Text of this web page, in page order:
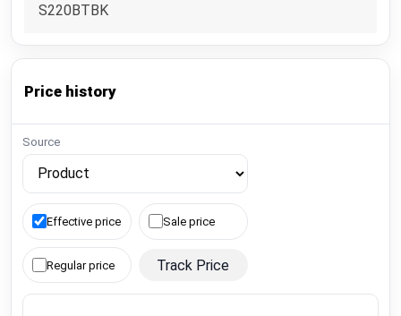
S220BTBK
Price history
Source
Effective price Sale price
Regular price Track Price